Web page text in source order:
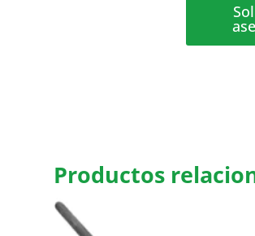
Productos